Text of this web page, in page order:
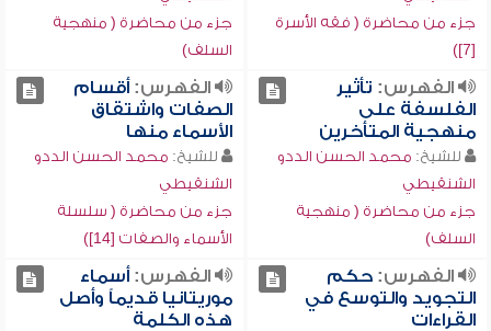
جزء من محاضرة ( فقه الأسرة
[7])
جزء من محاضرة ( منهجية
السلف)
الفهرس: تأثير
الفلسفة على
منهجية المتأخرين
للشيخ: محمد الحسن الددو
الشنقيطي
جزء من محاضرة ( منهجية
السلف)
الفهرس:أقسام
الصفات واشتقاق
الأسماء منها
للشيخ: محمد الحسن الددو
الشنقيطي
جزء من محاضرة ( سلسلة
الأسماء والصفات [14])
الفهرس:حكم
التجويد والتوسع في
القراءات
الفهرس:أسماء
موريتانيا قديماً وأصل
هذه الكلمة